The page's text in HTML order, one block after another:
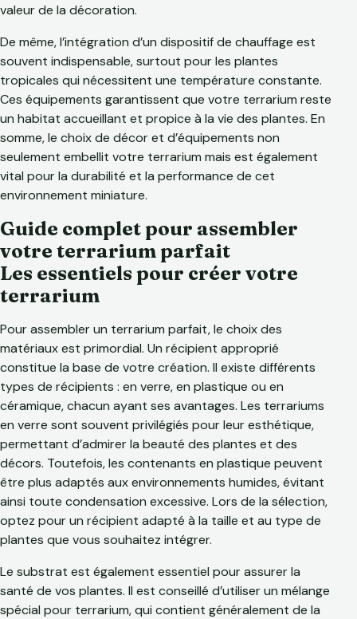
valeur de la décoration.
De même, l’intégration d’un dispositif de chauffage est
souvent indispensable, surtout pour les plantes
tropicales qui nécessitent une température constante.
Ces équipements garantissent que votre terrarium reste
un habitat accueillant et propice à la vie des plantes. En
somme, le choix de décor et d’équipements non
seulement embellit votre terrarium mais est également
vital pour la durabilité et la performance de cet
environnement miniature.
Guide complet pour assembler
votre terrarium parfait
Les essentiels pour créer votre
terrarium
Pour assembler un terrarium parfait, le choix des
matériaux est primordial. Un récipient approprié
constitue la base de votre création. Il existe différents
types de récipients : en verre, en plastique ou en
céramique, chacun ayant ses avantages. Les terrariums
en verre sont souvent privilégiés pour leur esthétique,
permettant d’admirer la beauté des plantes et des
décors. Toutefois, les contenants en plastique peuvent
être plus adaptés aux environnements humides, évitant
ainsi toute condensation excessive. Lors de la sélection,
optez pour un récipient adapté à la taille et au type de
plantes que vous souhaitez intégrer.
Le substrat est également essentiel pour assurer la
santé de vos plantes. Il est conseillé d’utiliser un mélange
spécial pour terrarium, qui contient généralement de la